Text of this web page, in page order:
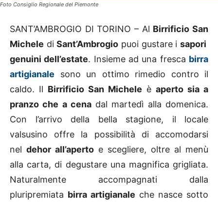
Foto Consiglio Regionale del Piemonte
SANT’AMBROGIO DI TORINO – Al Birrificio San
Michele diSant’Ambrogio puoi gustare isapori
genuini dell’estate. Insieme ad una fresca birra
artigianale sono un ottimo rimedio contro il
caldo. Il Birrificio San Michele è aperto sia a
pranzo che a cenadal martedì alla domenica.
Con l’arrivo della bella stagione, il locale
valsusino offre la possibilità di accomodarsi
nel dehor all’aperto e scegliere, oltre al menù
alla carta, di degustare una magnifica grigliata.
Naturalmente accompagnati dalla
pluripremiata birra artigianale che nasce sotto